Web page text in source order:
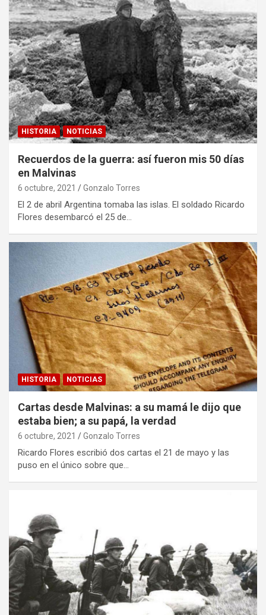
HISTORIA NOTICIAS
Recuerdos de la guerra: así fueron mis 50 días
en Malvinas
6 octubre, 2021 Gonzalo Torres
El 2 de abril Argentina tomaba las islas. El soldado Ricardo
Flores desembarcó el 25 de…
HISTORIA NOTICIAS
Cartas desde Malvinas: a su mamá le dijo que
estaba bien; a su papá, la verdad
6 octubre, 2021 Gonzalo Torres
Ricardo Flores escribió dos cartas el 21 de mayo y las
puso en el único sobre que…